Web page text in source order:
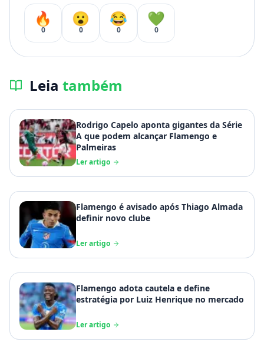
🔥
0
😮
0
😂
0
💚
0
Leia também
Rodrigo Capelo aponta gigantes da Série
A que podem alcançar Flamengo e
Palmeiras
Ler artigo
Flamengo é avisado após Thiago Almada
definir novo clube
Ler artigo
Flamengo adota cautela e define
estratégia por Luiz Henrique no mercado
Ler artigo